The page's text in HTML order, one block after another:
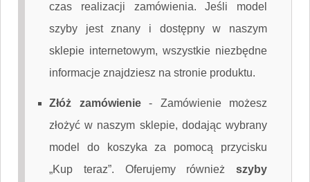
czas realizacji zamówienia. Jeśli model
szyby jest znany i dostępny w naszym
sklepie internetowym, wszystkie niezbędne
informacje znajdziesz na stronie produktu.
Złóż zamówienie- Zamówienie możesz
złożyć w naszym sklepie, dodając wybrany
model do koszyka za pomocą przycisku
„Kup teraz”. Oferujemy również szyby